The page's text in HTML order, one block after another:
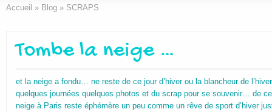
Accueil » Blog » SCRAPS
Tombe la neige …
et la neige a fondu… ne reste de ce jour d’hiver ou la blancheur de
quelques journées quelques photos et du scrap pour se souvenir… de
neige à Paris reste éphémère un peu comme un rêve de sport d’hiver